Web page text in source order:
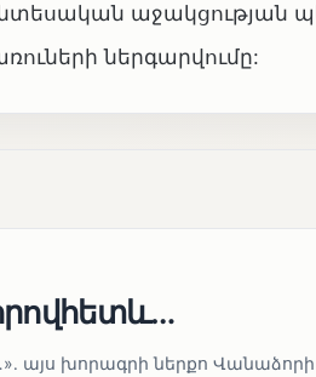
աջակցության
ներգարվումը:
այս խորագրի ներքո